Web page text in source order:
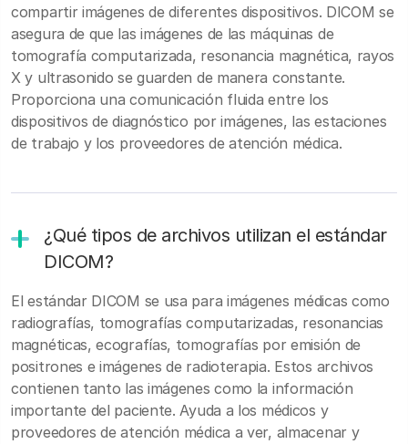
compartir imágenes de diferentes dispositivos. DICOM se
asegura de que las imágenes de las máquinas de
tomografía computarizada, resonancia magnética, rayos
X y ultrasonido se guarden de manera constante.
Proporciona una comunicación fluida entre los
dispositivos de diagnóstico por imágenes, las estaciones
de trabajo y los proveedores de atención médica.
¿Qué tipos de archivos utilizan el estándar
DICOM?
El estándar DICOM se usa para imágenes médicas como
radiografías, tomografías computarizadas, resonancias
magnéticas, ecografías, tomografías por emisión de
positrones e imágenes de radioterapia. Estos archivos
contienen tanto las imágenes como la información
importante del paciente. Ayuda a los médicos y
proveedores de atención médica a ver, almacenar y